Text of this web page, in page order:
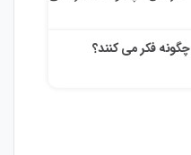
فکر می کنند؟